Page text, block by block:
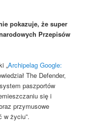
pokazuje, że super
Przepisów
„Archipelag Google:
The Defender,
paszportów
się i
przymusowe
w życiu”.